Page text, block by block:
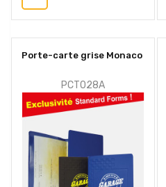
Porte-carte grise Monaco
PCT028A